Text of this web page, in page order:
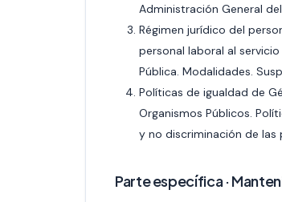
Administración General
Régimen jurídico del
personal laboral al
Pública. Modalidades.
Políticas de igualdad de
Organismos Públicos.
y no discriminación de las
Parte específica ·